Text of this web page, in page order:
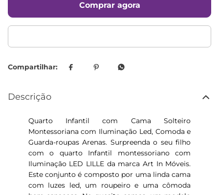
Comprar agora
Descrição
Quarto Infantil com Cama Solteiro
Montessoriana com Iluminação Led, Comoda e
Guarda-roupas Arenas. Surpreenda o seu filho
com o quarto Infantil montessoriano com
Iluminação LED LILLE da marca Art In Móveis.
Este conjunto é composto por uma linda cama
com luzes led, um roupeiro e uma cômoda